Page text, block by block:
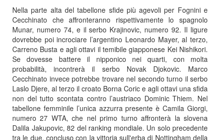
Nella parte alta del tabellone sfide più agevoli per Fognini e
Cecchinato che affronteranno rispettivamente lo spagnolo
Munar, numero 74, e il serbo Krajinovic, numero 92. Il ligure
dovrebbe poi incrociare l’argentino Leonardo Mayer, al terzo,
Carreno Busta e agli ottavi il temibile giapponese Kei Nishikori.
Se dovesse battere il nipponico nei quarti, con molta
probabilità, incontrerà il serbo Novak Djokovic. Marco
Cecchinato invece potrebbe trovare nel secondo turno il serbo
Laslo Djere, al terzo il croato Borna Coric e agli ottavi una sfida
non del tutto scontata contro l’austriaco Dominic Thiem. Nel
tabellone femminile l’unica azzurra presente è Camila Giorgi,
numero 27 WTA, che nel primo turno affronterà la slovena
Dalila Jakupovic, 82 del ranking mondiale. Un solo precedente
tra le due, concluso con la vittoria sull'erba di Nottingham della